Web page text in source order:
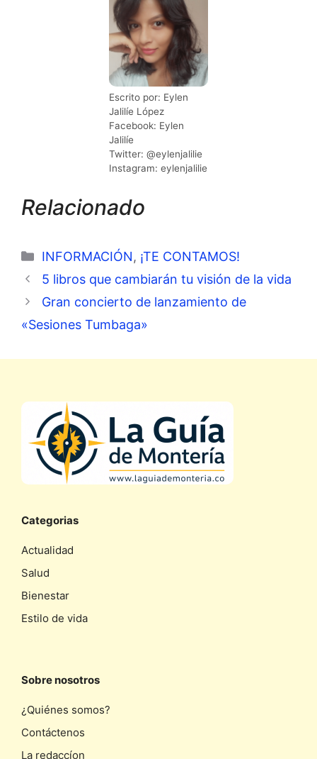
Escrito por: Eylen
Jalilíe López
Facebook: Eylen
Jalilíe
Twitter: @eylenjalilie
Instagram: eylenjalilie
Relacionado
Categorías
INFORMACIÓN, ¡TE CONTAMOS!
5 libros que cambiarán tu visión de la vida
Gran concierto de lanzamiento de
«Sesiones Tumbaga»
Categorias
Actualidad
Salud
Bienestar
Estilo de vida
Sobre nosotros
¿Quiénes somos?
Contáctenos
La redaccíon